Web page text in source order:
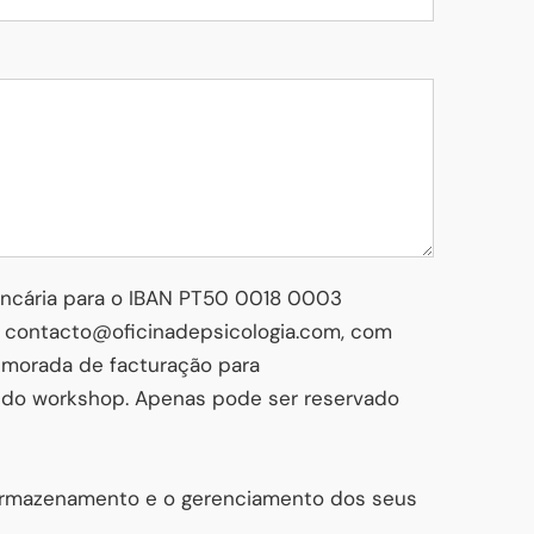
para o IBAN PT50 0018 0003
com
de facturação para
workshop. Apenas pode ser reservado
e o gerenciamento dos seus